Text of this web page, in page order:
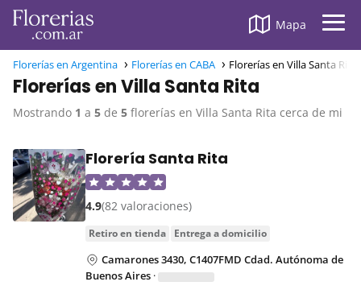
Mapa
Florerías en Argentina Florerías en CABA Florerías en Villa Santa Rita
Florerías en Villa Santa Rita
Mostrando 1 a 5 de 5 florerías en Villa Santa Rita cerca de mi
Florería Santa Rita
4.9(82 valoraciones)
retiro en tienda entrega a domicilio
Camarones 3430, C1407FMD Cdad. Autónoma de
Buenos Aires ·